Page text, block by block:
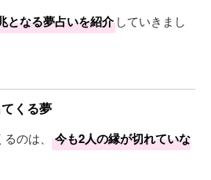
となる夢占いを紹介 していきまし
くる夢
のは、
今も2人の縁が切れていな